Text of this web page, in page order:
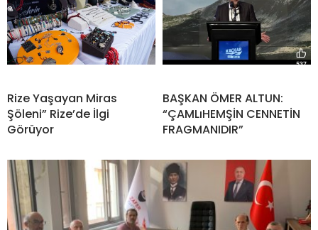
Rize Yaşayan Miras
Şöleni” Rize’de İlgi
Görüyor
BAŞKAN ÖMER ALTUN:
“ÇAMLıHEMŞİN CENNETİN
FRAGMANIDIR”